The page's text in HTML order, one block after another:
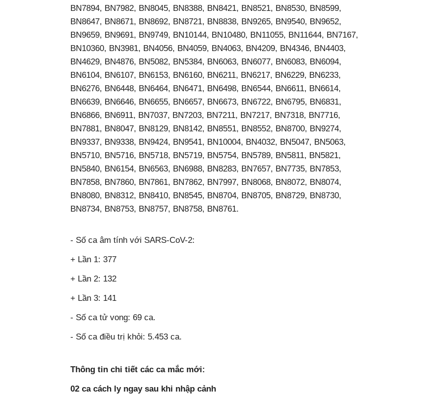
BN7894, BN7982, BN8045, BN8388, BN8421, BN8521, BN8530, BN8599,
BN8647, BN8671, BN8692, BN8721, BN8838, BN9265, BN9540, BN9652,
BN9659, BN9691, BN9749, BN10144, BN10480, BN11055, BN11644, BN7167,
BN10360, BN3981, BN4056, BN4059, BN4063, BN4209, BN4346, BN4403,
BN4629, BN4876, BN5082, BN5384, BN6063, BN6077, BN6083, BN6094,
BN6104, BN6107, BN6153, BN6160, BN6211, BN6217, BN6229, BN6233,
BN6276, BN6448, BN6464, BN6471, BN6498, BN6544, BN6611, BN6614,
BN6639, BN6646, BN6655, BN6657, BN6673, BN6722, BN6795, BN6831,
BN6866, BN6911, BN7037, BN7203, BN7211, BN7217, BN7318, BN7716,
BN7881, BN8047, BN8129, BN8142, BN8551, BN8552, BN8700, BN9274,
BN9337, BN9338, BN9424, BN9541, BN10004, BN4032, BN5047, BN5063,
BN5710, BN5716, BN5718, BN5719, BN5754, BN5789, BN5811, BN5821,
BN5840, BN6154, BN6563, BN6988, BN8283, BN7657, BN7735, BN7853,
BN7858, BN7860, BN7861, BN7862, BN7997, BN8068, BN8072, BN8074,
BN8080, BN8312, BN8410, BN8545, BN8704, BN8705, BN8729, BN8730,
BN8734, BN8753, BN8757, BN8758, BN8761.
- Số ca âm tính với SARS-CoV-2:
+ Lần 1: 377
+ Lần 2: 132
+ Lần 3: 141
- Số ca tử vong: 69 ca.
- Số ca điều trị khỏi: 5.453 ca.
Thông tin chi tiết các ca mắc mới:
02 ca cách ly ngay sau khi nhập cảnh